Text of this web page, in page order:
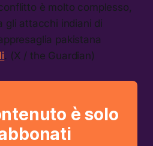
è molto complesso,
gli attacchi indiani di
pakistana
. (X / the Guardian)
è solo